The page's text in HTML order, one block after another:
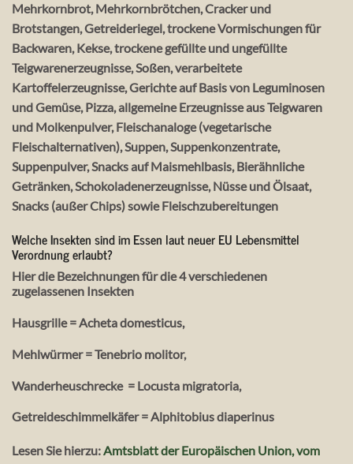
Mehrkornbrot, Mehrkornbrötchen, Cracker und
Brotstangen, Getreideriegel, trockene Vormischungen für
Backwaren, Kekse, trockene gefüllte und ungefüllte
Teigwarenerzeugnisse, Soßen, verarbeitete
Kartoffelerzeugnisse, Gerichte auf Basis von Leguminosen
und Gemüse, Pizza, allgemeine Erzeugnisse aus Teigwaren
und Molkenpulver, Fleischanaloge (vegetarische
Fleischalternativen), Suppen, Suppenkonzentrate,
Suppenpulver, Snacks auf Maismehlbasis, Bierähnliche
Getränken, Schokoladenerzeugnisse, Nüsse und Ölsaat,
Snacks (außer Chips) sowie Fleischzubereitungen
Welche Insekten sind im Essen laut neuer EU Lebensmittel
Verordnung erlaubt?
Hier die Bezeichnungen für die 4 verschiedenen
zugelassenen Insekten
Hausgrille = Acheta domesticus,
Mehlwürmer = Tenebrio molitor,
Wanderheuschrecke = Locusta migratoria,
Getreideschimmelkäfer = Alphitobius diaperinus
Lesen Sie hierzu:Amtsblatt der Europäischen Union, vom